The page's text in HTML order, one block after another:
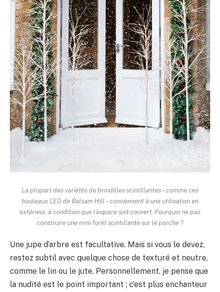
La plupart des variétés de brindilles scintillantes – comme ces
bouleaux LED de Balsam Hill – conviennent à une utilisation en
extérieur, à condition que l’espace soit couvert. Pourquoi ne pas
construire une mini forêt scintillante sur le porche ?
Une jupe d’arbre est facultative. Mais si vous le devez,
restez subtil avec quelque chose de texturé et neutre,
comme le lin ou le jute. Personnellement, je pense que
la nudité est le point important ; c’est plus enchanteur